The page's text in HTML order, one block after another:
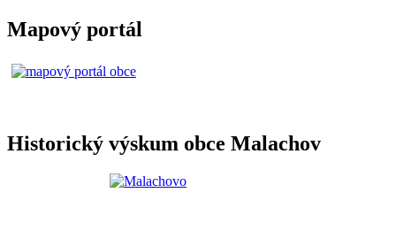
Mapový portál
Historický výskum obce Malachov